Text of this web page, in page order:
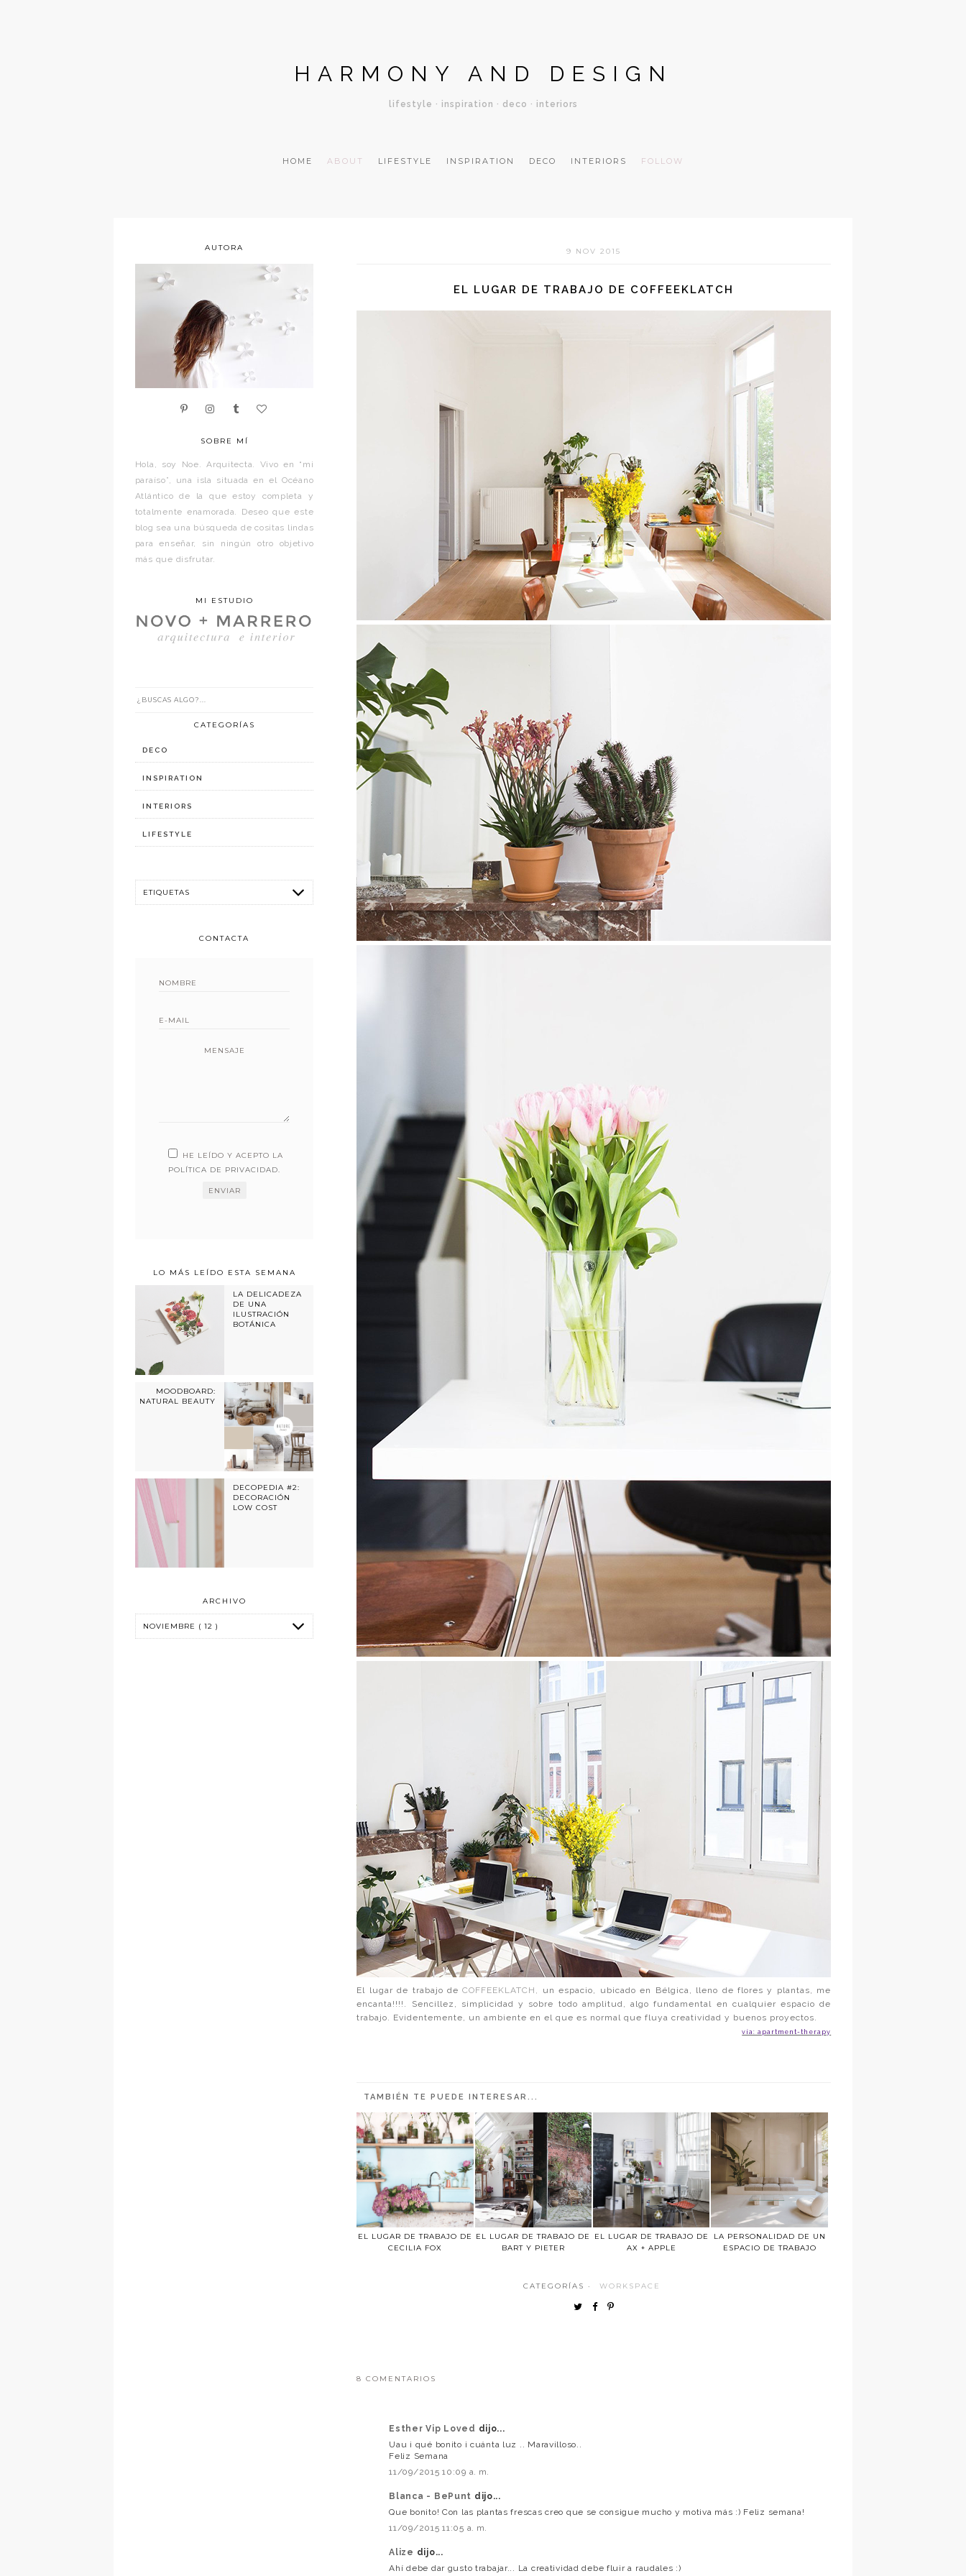
HARMONY AND DESIGN
lifestyle · inspiration · deco · interiors
HOME ABOUT LIFESTYLE INSPIRATION DECO INTERIORS FOLLOW
9 NOV 2015
EL LUGAR DE TRABAJO DE COFFEEKLATCH
El lugar de trabajo deCOFFEEKLATCH,
un espacio, ubicado en Bélgica, lleno de flores y plantas, me
encanta!!!!. Sencillez, simplicidad y sobre todo amplitud, algo fundamental en cualquier espacio de
trabajo. Evidentemente, un ambiente en el que es normal que fluya creatividad y buenos proyectos.
vía: apartment-therapy
TAMBIÉN TE PUEDE INTERESAR...
EL LUGAR DE TRABAJO DE
CECILIA FOX
EL LUGAR DE TRABAJO DE
BART Y PIETER
EL LUGAR DE TRABAJO DE
AX + APPLE
LA PERSONALIDAD DE UN
ESPACIO DE TRABAJO
CATEGORÍAS · WORKSPACE
8 COMENTARIOS
Esther Vip Loved dijo...
Uau ¡ qué bonito ¡ cuánta luz .. Maravilloso..
Feliz Semana
11/09/2015 10:09 a. m.
Blanca - BePunt dijo...
Que bonito! Con las plantas frescas creo que se consigue mucho y motiva más :) Feliz semana!
11/09/2015 11:05 a. m.
Alize dijo...
Ahí debe dar gusto trabajar... La creatividad debe fluir a raudales :)
AUTORA
SOBRE MÍ
Hola, soy Noe. Arquitecta. Vivo en “mi
paraíso”, una isla situada en el Océano
Atlántico de la que estoy completa y
totalmente enamorada. Deseo que este
blog sea una búsqueda de cositas lindas
para enseñar, sin ningún otro objetivo
más que disfrutar.
MI ESTUDIO
CATEGORÍAS
DECO
INSPIRATION
INTERIORS
LIFESTYLE
CONTACTA
MENSAJE
HE LEÍDO Y ACEPTO LA
POLÍTICA DE PRIVACIDAD.
LO MÁS LEÍDO ESTA SEMANA
LA DELICADEZA
DE UNA
ILUSTRACIÓN
BOTÁNICA
MOODBOARD:
NATURAL BEAUTY
DECOPEDIA #2:
DECORACIÓN
LOW COST
ARCHIVO